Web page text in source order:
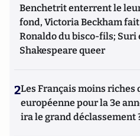
Benchetrit enterrent le
fond, Victoria Beckham
Ronaldo du bisco-fils; Suri
Shakespeare queer
2Les Français moins riches
européenne pour la 3e
ira le grand déclassement